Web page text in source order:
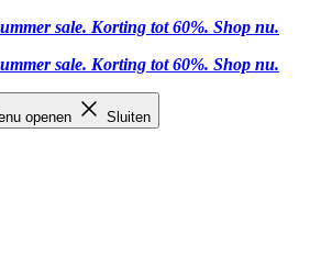
sale. Korting tot 60%. Shop nu.
sale. Korting tot 60%. Shop nu.
openen Sluiten